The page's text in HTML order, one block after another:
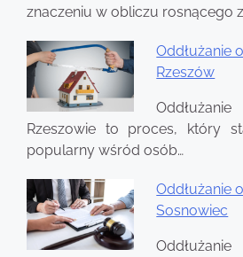
znaczeniu w obliczu rosnącego
Oddłużanie
Rzeszów
Rzeszowie to proces, który
popularny wśród osób…
Oddłużanie
Sosnowiec